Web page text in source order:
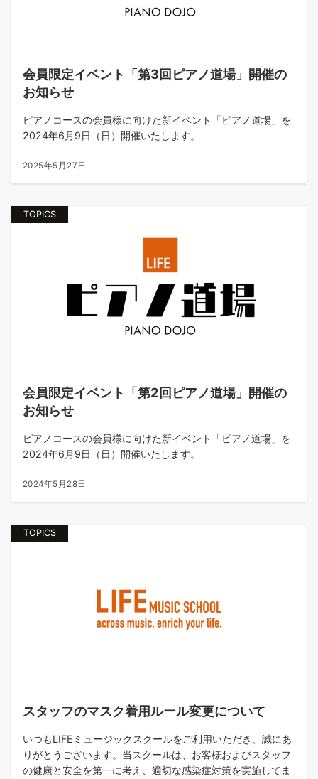
会員限定イベント「第3回ピアノ道場」開催の
お知らせ
ピアノコースの会員様に向けた新イベント「ピアノ道場」を
2024年6月9日（日）開催いたします。
2025年5月27日
TOPICS
会員限定イベント「第2回ピアノ道場」開催の
お知らせ
ピアノコースの会員様に向けた新イベント「ピアノ道場」を
2024年6月9日（日）開催いたします。
2024年5月28日
TOPICS
スタッフのマスク着用ルール変更について
いつもLIFEミュージックスクールをご利用いただき、誠にあ
りがとうございます。当スクールは、お客様およびスタッフ
の健康と安全を第一に考え、適切な感染症対策を実施してま